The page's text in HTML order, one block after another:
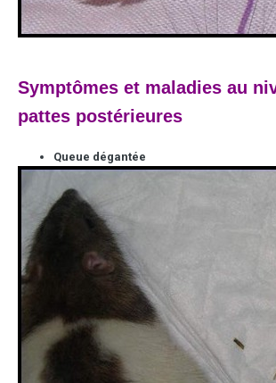
Symptômes et maladies au
pattes postérieures
Queue dégantée